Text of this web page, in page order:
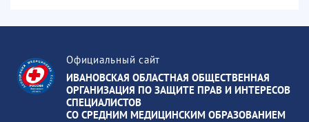
Официальный сайт
ИВАНОВСКАЯ ОБЛАСТНАЯ ОБЩЕСТВЕННАЯ
ОРГАНИЗАЦИЯ ПО ЗАЩИТЕ ПРАВ И ИНТЕРЕСОВ
СПЕЦИАЛИСТОВ
СО СРЕДНИМ МЕДИЦИНСКИМ ОБРАЗОВАНИЕМ